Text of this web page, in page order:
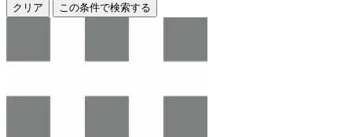
クリア この条件で検索する